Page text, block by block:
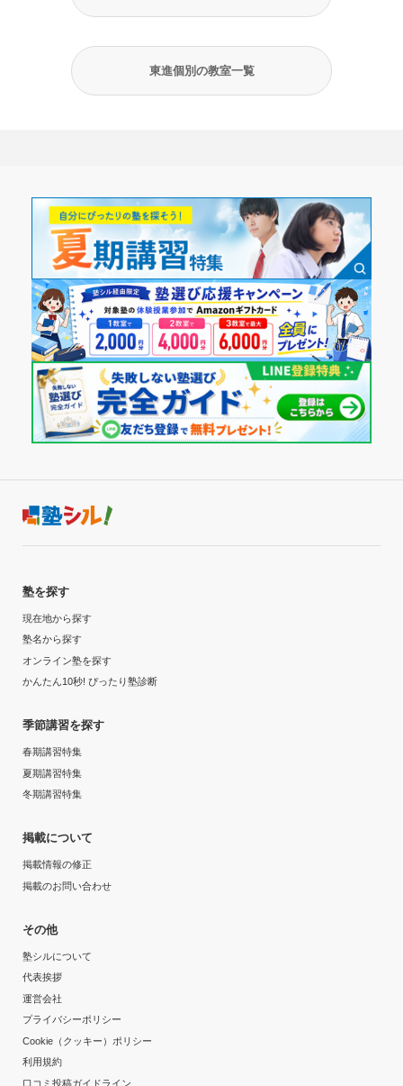
東進個別の教室一覧
塾を探す
現在地から探す
塾名から探す
オンライン塾を探す
かんたん10秒! ぴったり塾診断
季節講習を探す
春期講習特集
夏期講習特集
冬期講習特集
掲載について
掲載情報の修正
掲載のお問い合わせ
その他
塾シルについて
代表挨拶
運営会社
プライバシーポリシー
Cookie（クッキー）ポリシー
利用規約
口コミ投稿ガイドライン